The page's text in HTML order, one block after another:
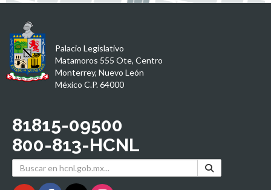
Palacio Legislativo
Matamoros 555 Ote, Centro
Monterrey, Nuevo León
México C.P. 64000
81815-09500
800-813-HCNL